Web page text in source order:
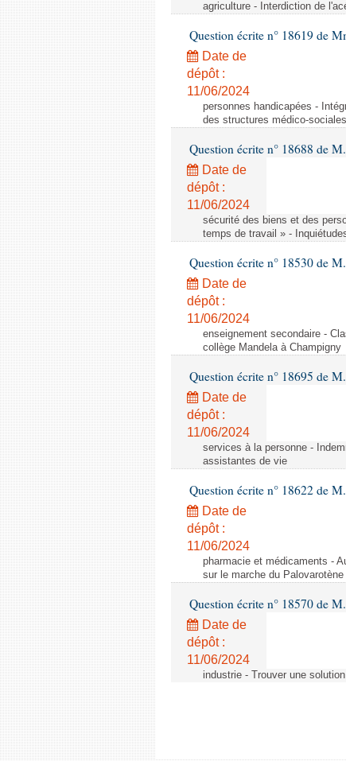
agriculture - Interdiction de
Question écrite n° 18619 de
Date de
dépôt :
11/06/2024
personnes handicapées -
des structures médico-
Question écrite n° 18688 de
Date de
dépôt :
11/06/2024
sécurité des biens et des
temps de travail » -
Question écrite n° 18530 de
Date de
dépôt :
11/06/2024
enseignement secondaire -
collège Mandela à Champigny
Question écrite n° 18695 de
Date de
dépôt :
11/06/2024
services à la personne -
assistantes de vie
Question écrite n° 18622 de
Date de
dépôt :
11/06/2024
pharmacie et médicaments -
sur le marche du Palovarotène
Question écrite n° 18570 de
Date de
dépôt :
11/06/2024
industrie - Trouver une